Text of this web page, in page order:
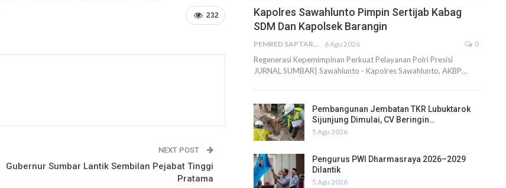
232
NEXT POST
Gubernur Sumbar Lantik Sembilan Pejabat Tinggi
Pratama
Kapolres Sawahlunto Pimpin Sertijab Kabag
SDM Dan Kapolsek Barangin
PEMRED SAPTARIUS 6 Agu 2026 0
Regenerasi Kepemimpinan Perkuat Pelayanan Polri Presisi
JURNAL SUMBAR| Sawahlunto - Kapolres Sawahlunto, AKBP…
Pembangunan Jembatan TKR Lubuktarok
Sijunjung Dimulai, CV Beringin…
5 Agu 2026
Pengurus PWI Dharmasraya 2026–2029
Dilantik
5 Agu 2026